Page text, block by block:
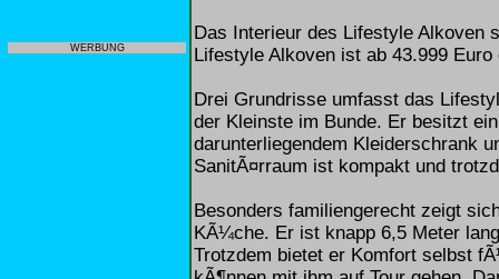
WERBUNG
Das Interieur des Lifestyle Alkoven
Lifestyle Alkoven ist ab 43.999 Euro
Drei Grundrisse umfasst das
der Kleinste im Bunde. Er besitzt
darunterliegendem Kleiderschrank
SanitÃ¤rraum ist kompakt und
Besonders familiengerecht zeigt
KÃ¼che. Er ist knapp 6,5 Meter
Trotzdem bietet er Komfort selbst